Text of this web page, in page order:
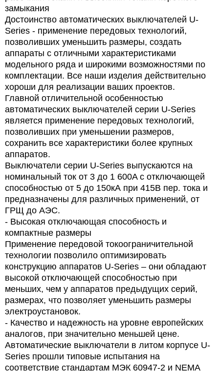
замыкания
Достоинство автоматических выключателей U-
Series - применение передовых технологий,
позволивших уменьшить размеры, создать
аппараты с отличными характеристиками
модельного ряда и широкими возможностями по
комплектации. Все наши изделия действительно
хороши для реализации ваших проектов.
Главной отличительной особенностью
автоматических выключателей серии U-Series
является применение передовых технологий,
позволивших при уменьшении размеров,
сохранить все характеристики более крупных
аппаратов.
Выключатели серии U-Series выпускаются на
номинальный ток от 3 до 1 600A с отключающей
способностью от 5 до 150кА при 415В пер. тока и
предназначены для различных применений, от
ГРЩ до АЭС.
- Высокая отключающая способность и
компактные размеры
Применение передовой токоограничительной
технологии позволило оптимизировать
конструкцию аппаратов U-Series – они обладают
высокой отключающей способностью при
меньших, чем у аппаратов предыдущих серий,
размерах, что позволяет уменьшить размеры
электроустановок.
- Качество и надежность на уровне европейских
аналогов, при значительно меньшей цене.
Автоматические выключатели в литом корпусе U-
Series прошли типовые испытания на
соответствие стандартам МЭК 60947-2 и NEMA